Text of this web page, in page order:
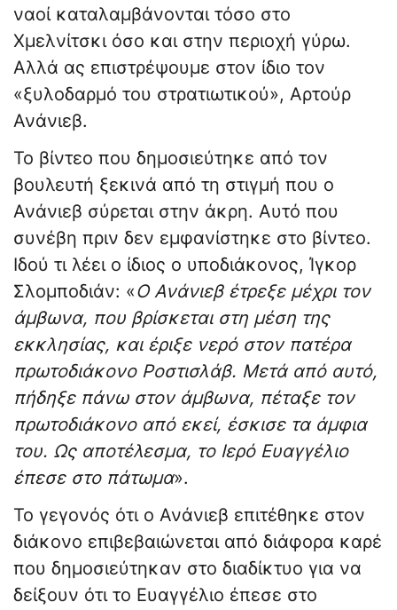
ναοί καταλαμβάνονται τόσο στο
Χμελνίτσκι όσο και στην περιοχή γύρω.
Αλλά ας επιστρέψουμε στον ίδιο τον
«ξυλοδαρμό του στρατιωτικού», Αρτούρ
Ανάνιεβ.
Το βίντεο που δημοσιεύτηκε από τον
βουλευτή ξεκινά από τη στιγμή που ο
Ανάνιεβ σύρεται στην άκρη. Αυτό που
συνέβη πριν δεν εμφανίστηκε στο βίντεο.
Ιδού τι λέει ο ίδιος ο υποδιάκονος, Ίγκορ
Σλομποδιάν: «Ο Ανάνιεβ έτρεξε μέχρι τον
άμβωνα, που βρίσκεται στη μέση της
εκκλησίας, και έριξε νερό στον πατέρα
πρωτοδιάκονο Ροστισλάβ. Μετά από αυτό,
πήδηξε πάνω στον άμβωνα, πέταξε τον
πρωτοδιάκονο από εκεί, έσκισε τα άμφια
του. Ως αποτέλεσμα, το Ιερό Ευαγγέλιο
έπεσε στο πάτωμα».
Το γεγονός ότι ο Ανάνιεβ επιτέθηκε στον
διάκονο επιβεβαιώνεται από διάφορα καρέ
που δημοσιεύτηκαν στο διαδίκτυο για να
δείξουν ότι το Ευαγγέλιο έπεσε στο